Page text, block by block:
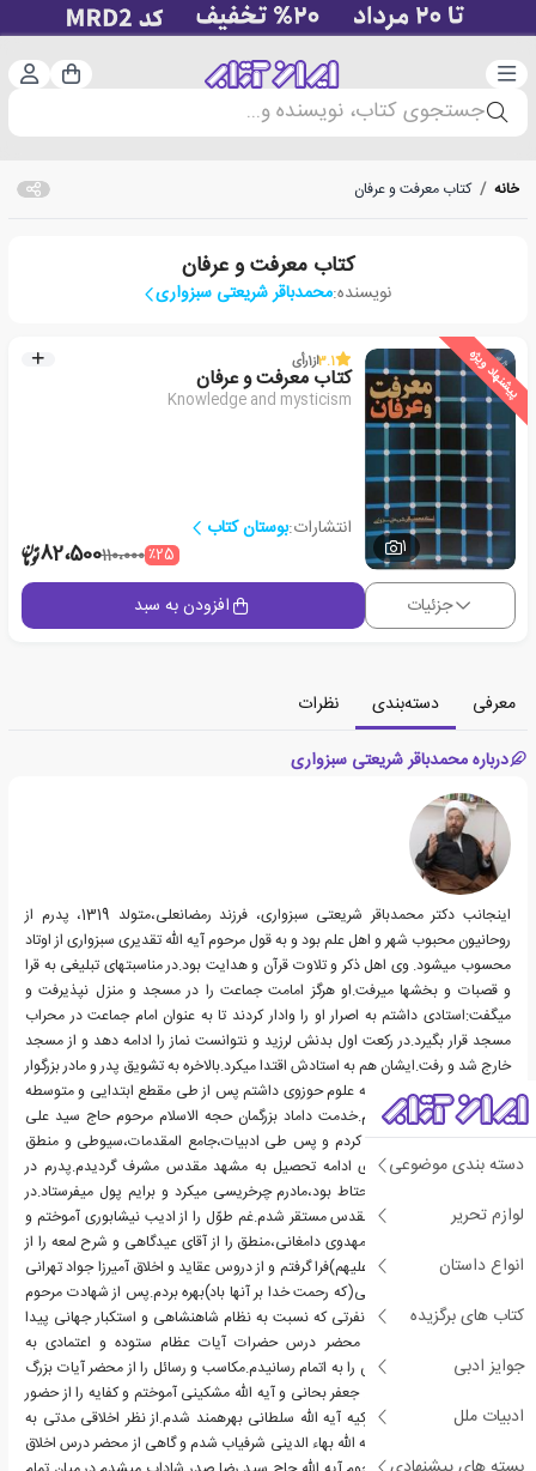
دسته‌بندی سبد
جستجوی کتاب، نویسنده و...
دسته بندی موضوعی
لوازم تحریر
انواع داستان
کتاب های برگزیده
جوایز ادبی
ادبیات ملل
خانه / کتاب معرفت و عرفان
کتاب معرفت و عرفان
نویسنده:محمدباقر شریعتی سبزواری
پیشنهاد ویژه
1
3.1از1رأی
کتاب معرفت و عرفان
Knowledge and mysticism
انتشارات:بوستان کتاب
٪25110،00082،500
جزئیات افزودن به سبد
معرفی دسته‌بندی
نظرات
درباره محمدباقر شریعتی سبزواری
اینجانب دکتر محمدباقر شریعتی سبزواری، فرزند رمضانعلی،متولد 1319، پدرم از
روحانیون محبوب شهر و اهل علم بود و به قول مرحوم آیه اللّه تقدیری سبزواری از اوتاد
محسوب میشود. وی اهل ذکر و تلاوت قرآن و هدایت بود.در مناسبتهای تبلیغی به قرا
و قصبات و بخشها میرفت.او هرگز امامت جماعت را در مسجد و منزل نپذیرفت و
میگفت:استادی داشتم به اصرار او را وادار کردند تا به عنوان امام جماعت در محراب
مسجد قرار بگیرد.در رکعت اول بدنش لرزید و نتوانست نماز را ادامه دهد و از مسجد
خارج شد و رفت.ایشان هم به استادش اقتدا میکرد.بالاخره به تشویق پدر و مادر بزرگوار
و علاقه وافری که شخصا به علوم حوزوی داشتم پس از طی مقطع ابتدایی و متوسطه
به حوزه سبزوار وارد شدم.خدمت داماد بزرگمان حجه الاسلام مرحوم حاج سید علی
حجازی مقدمات را شروع کردم و پس طی ادبیات،جامع المقدمات،سیوطی و منطق
کبرا نزد اساتید فاضل،برای ادامه تحصیل به مشهد مقدس مشرف گردیدم.پدرم در
تصرف وجوهات بسیار محتاط بود،مادرم چرخریسی میکرد و برایم پول میفرستاد.در
مدرسه خیراتخان مشهد مقدس مستقر شدم.غم طوّل را از ادیب نیشابوری آموختم و
معالم را از محضر آیه اللّه مهدوی دامغانی،منطق را از آقای عیدگاهی و شرح لمعه را از
آیه اللّه مدرس(رحمه اللّه علیهم)فرا گرفتم و از دروس عقاید و اخلاق آمیرزا جواد تهرانی
و حاج شیخ مجتبی قزوینی(که رحمت خدا بر آنها باد)بهره بردم.پس از شهادت مرحوم
نواب صفوی و یارانش،با نفرتی که نسبت به نظام شاهنشاهی و استکبار جهانی پیدا
کردم به قم آمدم و در محضر درس حضرات آیات عظام ستوده و اعتمادی به
ترتیب،شرح لمعه و قوانین را به اتمام رسانیدم.مکاسب و رسائل را از محضر آیات بزرگ
فاضل لنکرانی و حاج شیخ جعفر بحانی و آیه اللّه مشکینی آموختم و کفایه را از حضور
استاد اکبر،صاحب نفس زکیه آیه اللّه سلطانی بهرهمند شدم.از نظر اخلاقی مدتی به
محضر آیه اللّه بهجت و آیه اللّه بهاء الدینی شرفیاب شدم و گاهی از محضر درس اخلاق